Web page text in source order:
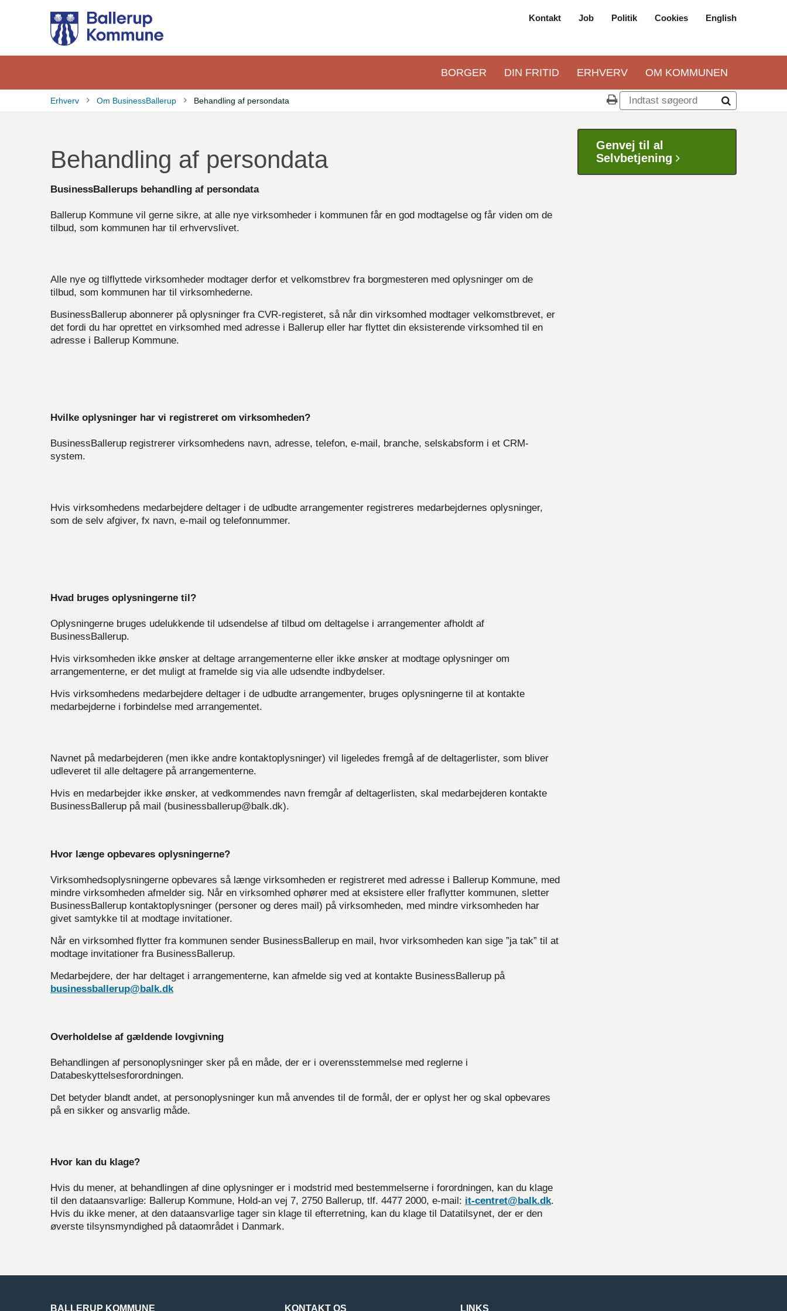
hovedindhold
navigation
Kontakt Job Politik Cookies English
Primær
BORGER DIN FRITID ERHVERV OM KOMMUNEN
Erhverv Om BusinessBallerup Behandling af persondata
Behandling af persondata
BusinessBallerups behandling af persondata
Ballerup Kommune vil gerne sikre, at alle nye virksomheder i kommunen får en god modtagelse og får viden om de
tilbud, som kommunen har til erhvervslivet.
Alle nye og tilflyttede virksomheder modtager derfor et velkomstbrev fra borgmesteren med oplysninger om de
tilbud, som kommunen har til virksomhederne.
BusinessBallerup abonnerer på oplysninger fra CVR-registeret, så når din virksomhed modtager velkomstbrevet, er
det fordi du har oprettet en virksomhed med adresse i Ballerup eller har flyttet din eksisterende virksomhed til en
adresse i Ballerup Kommune.
Hvilke oplysninger har vi registreret om virksomheden?
BusinessBallerup registrerer virksomhedens navn, adresse, telefon, e-mail, branche, selskabsform i et CRM-
system.
Hvis virksomhedens medarbejdere deltager i de udbudte arrangementer registreres medarbejdernes oplysninger,
som de selv afgiver, fx navn, e-mail og telefonnummer.
Hvad bruges oplysningerne til?
Oplysningerne bruges udelukkende til udsendelse af tilbud om deltagelse i arrangementer afholdt af
BusinessBallerup.
Hvis virksomheden ikke ønsker at deltage arrangementerne eller ikke ønsker at modtage oplysninger om
arrangementerne, er det muligt at framelde sig via alle udsendte indbydelser.
Hvis virksomhedens medarbejdere deltager i de udbudte arrangementer, bruges oplysningerne til at kontakte
medarbejderne i forbindelse med arrangementet.
Navnet på medarbejderen (men ikke andre kontaktoplysninger) vil ligeledes fremgå af de deltagerlister, som bliver
udleveret til alle deltagere på arrangementerne.
Hvis en medarbejder ikke ønsker, at vedkommendes navn fremgår af deltagerlisten, skal medarbejderen kontakte
BusinessBallerup på mail (businessballerup@balk.dk).
Hvor længe opbevares oplysningerne?
Virksomhedsoplysningerne opbevares så længe virksomheden er registreret med adresse i Ballerup Kommune, med
mindre virksomheden afmelder sig. Når en virksomhed ophører med at eksistere eller fraflytter kommunen, sletter
BusinessBallerup kontaktoplysninger (personer og deres mail) på virksomheden, med mindre virksomheden har
givet samtykke til at modtage invitationer.
Når en virksomhed flytter fra kommunen sender BusinessBallerup en mail, hvor virksomheden kan sige ”ja tak” til at
modtage invitationer fra BusinessBallerup.
Medarbejdere, der har deltaget i arrangementerne, kan afmelde sig ved at kontakte BusinessBallerup på
businessballerup@balk.dk
Overholdelse af gældende lovgivning
Behandlingen af personoplysninger sker på en måde, der er i overensstemmelse med reglerne i
Databeskyttelsesforordningen.
Det betyder blandt andet, at personoplysninger kun må anvendes til de formål, der er oplyst her og skal opbevares
på en sikker og ansvarlig måde.
Hvor kan du klage?
Hvis du mener, at behandlingen af dine oplysninger er i modstrid med bestemmelserne i forordningen, kan du klage
til den dataansvarlige: Ballerup Kommune, Hold-an vej 7, 2750 Ballerup, tlf. 4477 2000, e-mail: it-centret@balk.dk.
Hvis du ikke mener, at den dataansvarlige tager sin klage til efterretning, kan du klage til Datatilsynet, der er den
øverste tilsynsmyndighed på dataområdet i Danmark.
Genvej til al
Selvbetjening
BALLERUP KOMMUNE KONTAKT OS LINKS